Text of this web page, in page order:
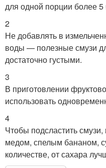
для одной порции более 5
2
Не добавлять в
воды — полезные смузи
достаточно густыми.
3
В приготовлении
использовать
4
Чтобы подсластить
медом, спелым бананом,
количестве, от сахара